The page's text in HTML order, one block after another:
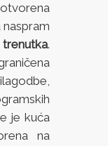
.
je kuća
na